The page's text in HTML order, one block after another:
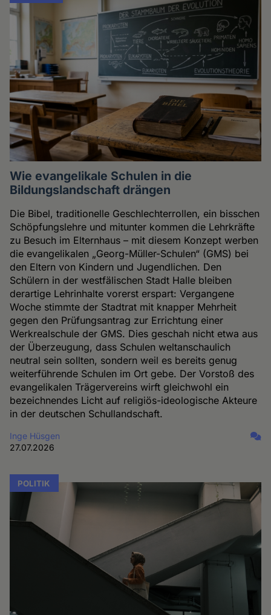
Wie evangelikale Schulen in die
Bildungslandschaft drängen
Die Bibel, traditionelle Geschlechterrollen, ein bisschen
Schöpfungslehre und mitunter kommen die Lehrkräfte
zu Besuch im Elternhaus – mit diesem Konzept werben
die evangelikalen „Georg-Müller-Schulen“ (GMS) bei
den Eltern von Kindern und Jugendlichen. Den
Schülern in der westfälischen Stadt Halle bleiben
derartige Lehrinhalte vorerst erspart: Vergangene
Woche stimmte der Stadtrat mit knapper Mehrheit
gegen den Prüfungsantrag zur Errichtung einer
Werkrealschule der GMS. Dies geschah nicht etwa aus
der Überzeugung, dass Schulen weltanschaulich
neutral sein sollten, sondern weil es bereits genug
weiterführende Schulen im Ort gebe. Der Vorstoß des
evangelikalen Trägervereins wirft gleichwohl ein
bezeichnendes Licht auf religiös-ideologische Akteure
in der deutschen Schullandschaft.
Inge Hüsgen
27.07.2026
POLITIK